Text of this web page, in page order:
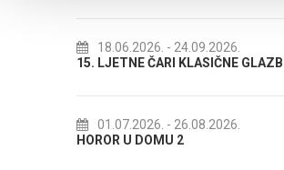
GLAZBE 2026
18.07.2026.
Lito po